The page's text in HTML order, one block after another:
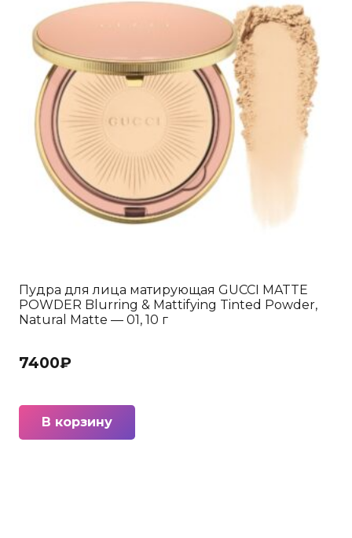
Пудра для лица матирующая GUCCI MATTE
POWDER Blurring & Mattifying Tinted Powder,
Natural Matte — 01, 10 г
7400₽
В корзину